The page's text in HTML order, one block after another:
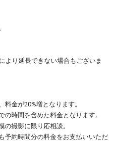
より延長できない場合もございま
金が20%増となります。
の時間を含めた料金となります。
の撮影に限り応相談。
予約時間分の料金をお支払いいただ